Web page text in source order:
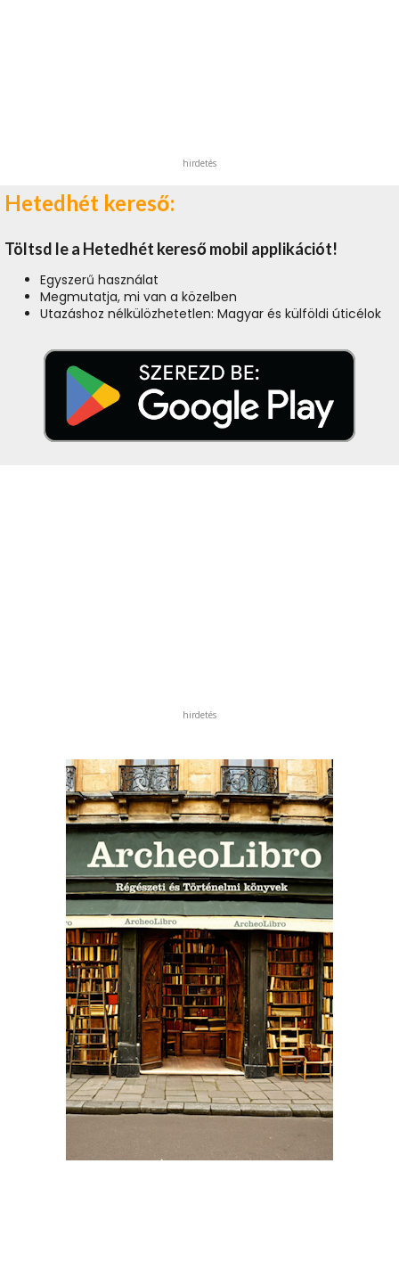
hirdetés
Hetedhét kereső:
Töltsd le a Hetedhét kereső mobil applikációt!
Egyszerű használat
Megmutatja, mi van a közelben
Utazáshoz nélkülözhetetlen: Magyar és külföldi úticélok
hirdetés